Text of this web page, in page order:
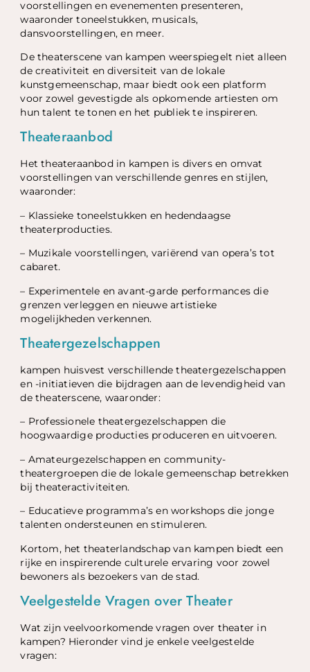
voorstellingen en evenementen presenteren,
waaronder toneelstukken, musicals,
dansvoorstellingen, en meer.
De theaterscene van kampen weerspiegelt niet alleen
de creativiteit en diversiteit van de lokale
kunstgemeenschap, maar biedt ook een platform
voor zowel gevestigde als opkomende artiesten om
hun talent te tonen en het publiek te inspireren.
Theateraanbod
Het theateraanbod in kampen is divers en omvat
voorstellingen van verschillende genres en stijlen,
waaronder:
– Klassieke toneelstukken en hedendaagse
theaterproducties.
– Muzikale voorstellingen, variërend van opera’s tot
cabaret.
– Experimentele en avant-garde performances die
grenzen verleggen en nieuwe artistieke
mogelijkheden verkennen.
Theatergezelschappen
kampen huisvest verschillende theatergezelschappen
en -initiatieven die bijdragen aan de levendigheid van
de theaterscene, waaronder:
– Professionele theatergezelschappen die
hoogwaardige producties produceren en uitvoeren.
– Amateurgezelschappen en community-
theatergroepen die de lokale gemeenschap betrekken
bij theateractiviteiten.
– Educatieve programma’s en workshops die jonge
talenten ondersteunen en stimuleren.
Kortom, het theaterlandschap van kampen biedt een
rijke en inspirerende culturele ervaring voor zowel
bewoners als bezoekers van de stad.
Veelgestelde Vragen over Theater
Wat zijn veelvoorkomende vragen over theater in
kampen? Hieronder vind je enkele veelgestelde
vragen: